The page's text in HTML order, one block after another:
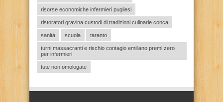
risorse economiche infermieri pugliesi
ristoratori gravina custodi di tradizioni culinarie conca
sanità scuola taranto
turni massacranti e rischio contagio emiliano premi zero
per infermieri
tute non omologate